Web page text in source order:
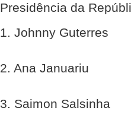
Presidência da
1. Johnny Guterres
2. Ana Januariu
3. Saimon Salsinha